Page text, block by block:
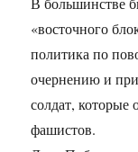
«восточного
политика по
очернению и
солдат, которые
фашистов.